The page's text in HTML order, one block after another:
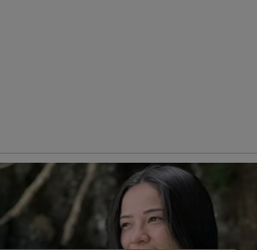
a Alexandre de Moraes e ao